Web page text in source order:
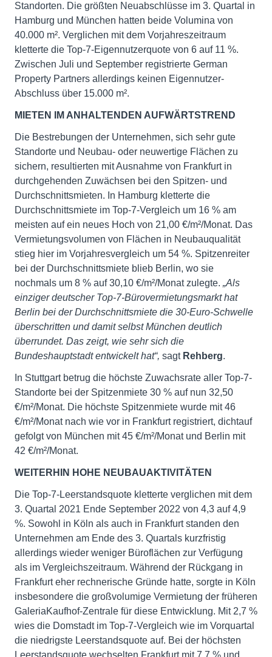
Standorten. Die größten Neuabschlüsse im 3. Quartal in
Hamburg und München hatten beide Volumina von
40.000 m². Verglichen mit dem Vorjahreszeitraum
kletterte die Top-7-Eigennutzerquote von 6 auf 11 %.
Zwischen Juli und September registrierte German
Property Partners allerdings keinen Eigennutzer-
Abschluss über 15.000 m².
MIETEN IM ANHALTENDEN AUFWÄRTSTREND
Die Bestrebungen der Unternehmen, sich sehr gute
Standorte und Neubau- oder neuwertige Flächen zu
sichern, resultierten mit Ausnahme von Frankfurt in
durchgehenden Zuwächsen bei den Spitzen- und
Durchschnittsmieten. In Hamburg kletterte die
Durchschnittsmiete im Top-7-Vergleich um 16 % am
meisten auf ein neues Hoch von 21,00 €/m²/Monat. Das
Vermietungsvolumen von Flächen in Neubauqualität
stieg hier im Vorjahresvergleich um 54 %. Spitzenreiter
bei der Durchschnittsmiete blieb Berlin, wo sie
nochmals um 8 % auf 30,10 €/m²/Monat zulegte. „Als
einziger deutscher Top-7-Bürovermietungsmarkt hat
Berlin bei der Durchschnittsmiete die 30-Euro-Schwelle
überschritten und damit selbst München deutlich
überrundet. Das zeigt, wie sehr sich die
Bundeshauptstadt entwickelt hat“, sagt Rehberg.
In Stuttgart betrug die höchste Zuwachsrate aller Top-7-
Standorte bei der Spitzenmiete 30 % auf nun 32,50
€/m²/Monat. Die höchste Spitzenmiete wurde mit 46
€/m²/Monat nach wie vor in Frankfurt registriert, dichtauf
gefolgt von München mit 45 €/m²/Monat und Berlin mit
42 €/m²/Monat.
WEITERHIN HOHE NEUBAUAKTIVITÄTEN
Die Top-7-Leerstandsquote kletterte verglichen mit dem
3. Quartal 2021 Ende September 2022 von 4,3 auf 4,9
%. Sowohl in Köln als auch in Frankfurt standen den
Unternehmen am Ende des 3. Quartals kurzfristig
allerdings wieder weniger Büroflächen zur Verfügung
als im Vergleichszeitraum. Während der Rückgang in
Frankfurt eher rechnerische Gründe hatte, sorgte in Köln
insbesondere die großvolumige Vermietung der früheren
GaleriaKaufhof-Zentrale für diese Entwicklung. Mit 2,7 %
wies die Domstadt im Top-7-Vergleich wie im Vorquartal
die niedrigste Leerstandsquote auf. Bei der höchsten